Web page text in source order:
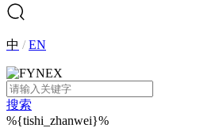
中 /EN
搜索
%{tishi_zhanwei}%